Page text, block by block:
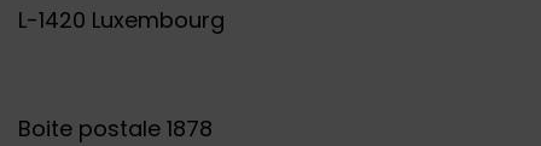
L-1420 Luxembourg
Boite postale 1878